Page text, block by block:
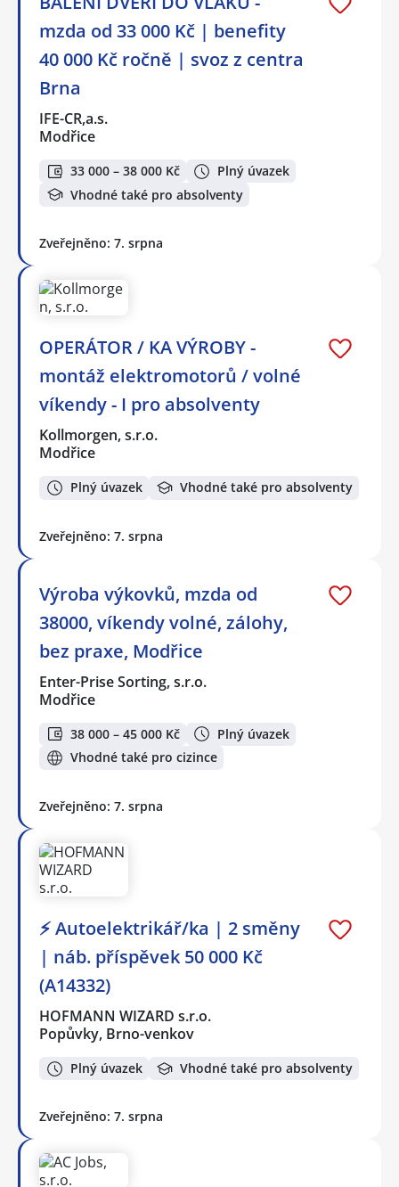
mzda od 33 000 Kč | benefity
40 000 Kč ročně | svoz z centra
Brna
IFE-CR,a.s.
Modřice
33 000 – 38 000 Kč
Plný úvazek
Vhodné také pro absolventy
Zveřejněno: 7. srpna
OPERÁTOR / KA VÝROBY -
montáž elektromotorů / volné
víkendy - I pro absolventy
Kollmorgen, s.r.o.
Modřice
Plný úvazek Vhodné také pro absolventy
Zveřejněno: 7. srpna
Výroba výkovků, mzda od
38000, víkendy volné, zálohy,
bez praxe, Modřice
Enter-Prise Sorting, s.r.o.
Modřice
38 000 – 45 000 Kč
Plný úvazek
Vhodné také pro cizince
Zveřejněno: 7. srpna
⚡ Autoelektrikář/ka | 2 směny
| náb. příspěvek 50 000 Kč
(A14332)
HOFMANN WIZARD s.r.o.
Popůvky, Brno-venkov
Plný úvazek Vhodné také pro absolventy
Zveřejněno: 7. srpna